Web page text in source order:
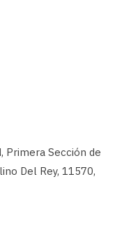
Primera Sección de
Del Rey, 11570,